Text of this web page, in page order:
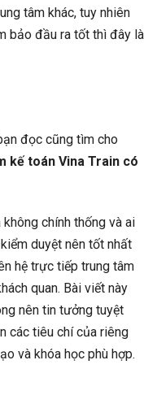
tâm khác, tuy nhiên
bảo đầu ra tốt thì đây là
đọc cũng tìm cho
kế toán Vina Train có
chính thống và ai
duyệt nên tốt nhất
hệ trực tiếp trung tâm
quan. Bài viết này
nên tin tưởng tuyệt
các tiêu chí của riêng
và khóa học phù hợp.